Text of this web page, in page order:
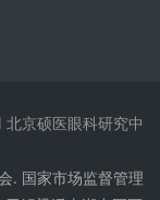
京硕医眼科研究中
. 国家市场监督管理